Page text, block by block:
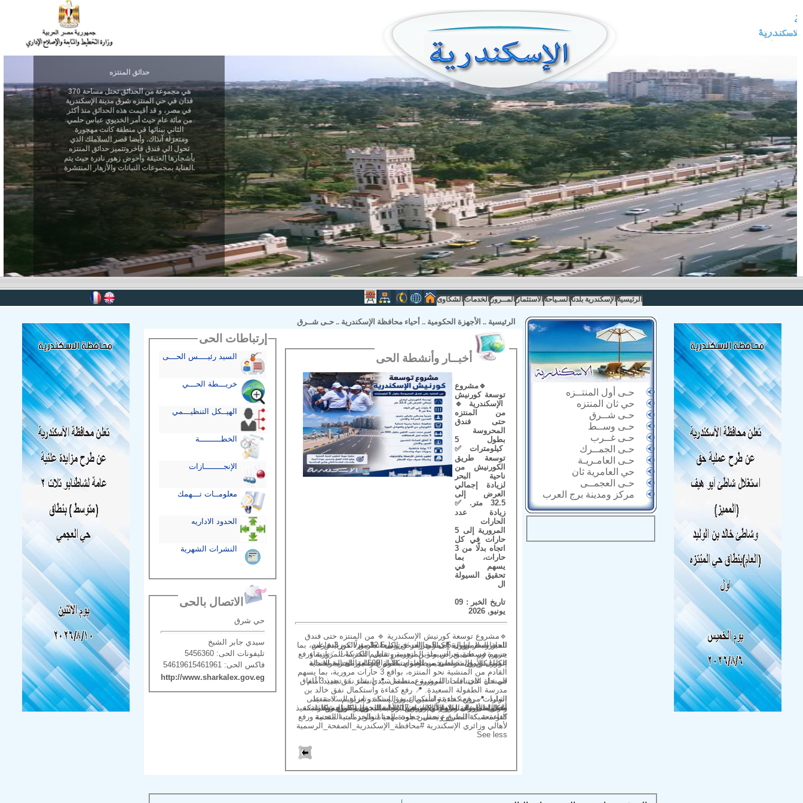
الرئيسية الإسكندرية بلدنا السـياحة الاستثمار المــرور الخدمات الشكاوى
حـى أول المنتــزه
حي ثان المنتزه
حـى شــرق
حـى وســط
حـى غــرب
حـى الجمــرك
حـى العامـريـة
حي العامرية ثان
حـى العجمــى
مركز ومدينة برج العرب
الرئيسية .. الأجهزة الحكومية .. أحياء محافظة الإسكندرية .. حـى شــرق
🔹️مشروع
توسعة كورنيش
الإسكندرية 🔹️
من المنتزه
حتى فندق
المحروسة
بطول 5
كيلومترات ✅️
توسعة طريق
الكورنيش من
ناحية البحر
لزيادة إجمالي
العرض إلى
32.5 متر. ✅️
زيادة عدد
الحارات
المرورية إلى 5
حارات في كل
اتجاه بدلًا من 3
حارات، بما
يسهم في
تحقيق السيولة
ال
تاريخ الخبر : 09
يونيو, 2026
🔹️مشروع توسعة كورنيش الإسكندرية 🔹️ من المنتزه حتى فندق
المحروسة بطول 5 كيلومترات ✅️ توسعة طريق الكورنيش من ناحية البحر لزيادة إجمالي العرض إلى 32.5 متر. ✅️ زيادة عدد الحارات المرورية إلى 5 حارات في كل اتجاه بدلًا من 3 حارات، بما
يسهم في تحقيق السيولة المرورية وتقليل التكدسات. ✅️إنشاء جزيرة وسطى بعرض مترين لتحسين تنظيم الحركة المرورية ورفع
عوامل الأمان. ✅️تنفيذ منظومة متكاملة للحماية البحرية لحماية الكورنيش والشواطئ من تأثيرات الأمواج والعوامل الجوية. ✅️ إنشاء كوبري محمد نجيب العلوي بطول 600 متر لخدمة الاتجاه
القادم من المنشية نحو المنتزه، بواقع 3 حارات مرورية، بما يسهم
في حل الاختناقات المرورية بمنطقة سيدي بشر. ✅️ تنفيذ 3 أنفاق للمشاة على امتداد المشروع، تشمل: 📍 إنشاء نفق جديد أمام
مدرسة الطفولة السعيدة. 📍 رفع كفاءة واستكمال نفق خالد بن
الوليد. 📍 رفع كفاءة واستكمال نفق إسكندر إبراهيم. ✅️ تنفيذ إشارات مرورية حديثة لتأمين عبور المشاة وتعزيز السلامة على
طول مسار المشروع. ✅️إنشاء 17 بوابة لدخول وخروج رواد الشواطئ على امتداد الكورنيش. ✅️ تنفيذ دورات مياه متكاملة وخدمات لرواد الشواطئ ضمن البوابات الجديدة. ✅️ إنشاء شبكة متكاملة لصرف مياه الأمطار في الاتجاه البحري للكورنيش. ✅️ تنفيذ أعمال الأرصفة والإنترلوك ورصف الأسفلت على كامل مسار
التوسعة. ✅️المشروع يمثل خطوة مهمة لتطوير البنية التحتية ورفع كفاءة شبكة الطرق وتحسين جودة الحياة والخدمات المقدمة
لأهالي وزائري الإسكندرية #محافظة_الإسكندرية_الصفحة_الرسمية
See less
إرتباطات الحى
السيد رئيــــس الحـــى
خريـــطة الحـــي
الهيــكل التنظيـــمي
الخطـــــــــة
الإنجــــــــازات
معلومــات تـــهمك
الحدود الاداريه
النشرات الشهرية
الاتصال بالحى
حي شرق
سيدي جابر الشيخ
تليفونات الحى: 5456360
فاكس الحى: 54619615461961
http://www.sharkalex.gov.eg